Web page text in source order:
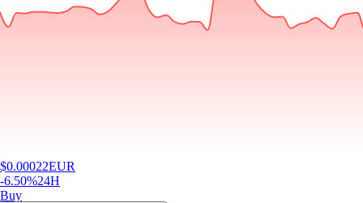
$0.00022EUR
-6.50%24H
Buy